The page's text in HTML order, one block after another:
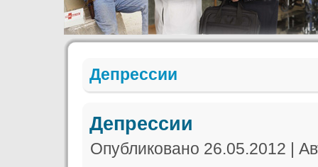
Депрессии
Депрессии
Опубликовано 26.05.2012 |